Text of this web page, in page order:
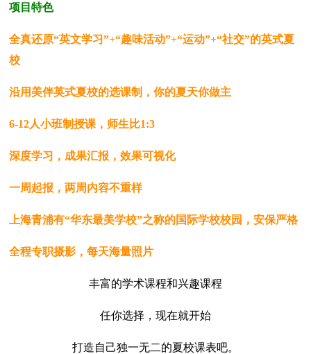
项目特色
全真还原“英文学习”+“趣味活动”+“运动”+“社交”的英式夏
校
沿用美伴英式夏校的选课制，你的夏天你做主
6-12人小班制授课，师生比1:3
深度学习，成果汇报，效果可视化
一周起报，两周内容不重样
上海青浦有“华东最美学校”之称的国际学校校园，安保严格
全程专职摄影，每天海量照片
丰富的学术课程和兴趣课程
任你选择，现在就开始
打造自己独一无二的夏校课表吧。